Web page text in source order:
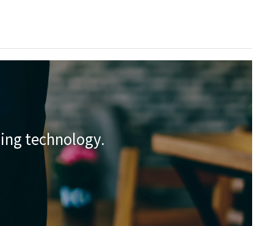
technology.